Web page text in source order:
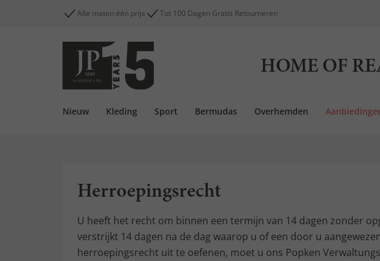
Alle maten één prijs Tot 100 Dagen Gratis Retourneren
HOME OF
Nieuw Kleding Sport Bermudas Overhemden
Herroepingsrecht
U heeft het recht om binnen een termijn van 14 dagen zonder
verstrijkt 14 dagen na de dag waarop u of een door u
herroepingsrecht uit te oefenen, moet u ons Popken